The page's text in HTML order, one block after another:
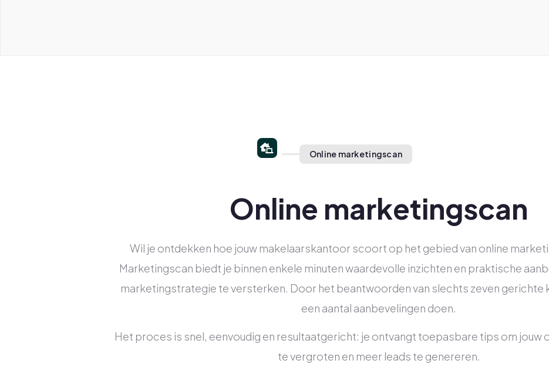
Online marketingscan
Online marketingscan
Wil je ontdekken hoe jouw makelaarskantoor scoort op het gebied van online
Marketingscan biedt je binnen enkele minuten waardevolle inzichten en praktische
marketingstrategie te versterken. Door het beantwoorden van slechts zeven gerichte
een aantal aanbevelingen doen.
Het proces is snel, eenvoudig en resultaatgericht: je ontvangt toepasbare tips om jouw
te vergroten en meer leads te genereren.